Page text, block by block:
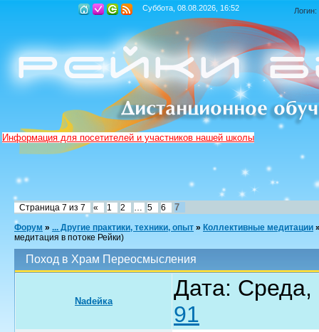
Суббота, 08.08.2026, 16:52 Логин:
Информация для посетителей и участников нашей школы
Страница 7 из 7 « 1 2 5 6 7
Форум » ... Другие практики, техники, опыт » Коллективные медитации
медитация в потоке Рейки)
Поход в Храм Переосмысления
Nadeйка
Дата: Среда,
91